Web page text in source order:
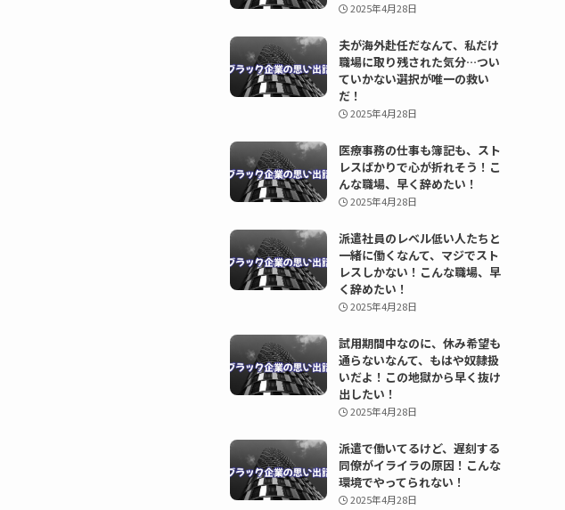
2025年4月28日
夫が海外赴任だなんて、私だけ
職場に取り残された気分…つい
ていかない選択が唯一の救い
だ！
2025年4月28日
医療事務の仕事も簿記も、スト
レスばかりで心が折れそう！こ
んな職場、早く辞めたい！
2025年4月28日
派遣社員のレベル低い人たちと
一緒に働くなんて、マジでスト
レスしかない！こんな職場、早
く辞めたい！
2025年4月28日
試用期間中なのに、休み希望も
通らないなんて、もはや奴隷扱
いだよ！この地獄から早く抜け
出したい！
2025年4月28日
派遣で働いてるけど、遅刻する
同僚がイライラの原因！こんな
環境でやってられない！
2025年4月28日